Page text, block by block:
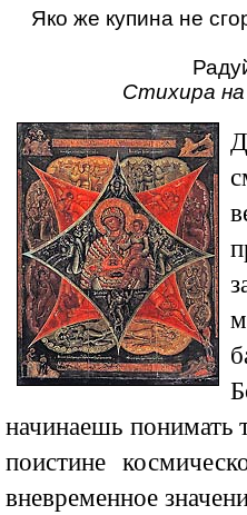
Яко же купина не
Стихира на
начинаешь понимать
поистине
вневременное